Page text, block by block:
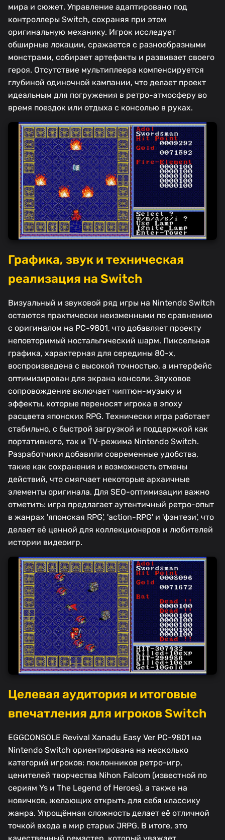
мира и сюжет. Управление адаптировано под
контроллеры Switch, сохраняя при этом
оригинальную механику. Игрок исследует
обширные локации, сражается с разнообразными
монстрами, собирает артефакты и развивает своего
героя. Отсутствие мультиплеера компенсируется
глубиной одиночной кампании, что делает проект
идеальным для погружения в ретро-атмосферу во
время поездок или отдыха с консолью в руках.
Графика, звук и техническая
реализация на Switch
Визуальный и звуковой ряд игры на Nintendo Switch
остаются практически неизменными по сравнению
с оригиналом на PC-9801, что добавляет проекту
неповторимый ностальгический шарм. Пиксельная
графика, характерная для середины 80-х,
воспроизведена с высокой точностью, а интерфейс
оптимизирован для экрана консоли. Звуковое
сопровождение включает чиптюн-музыку и
эффекты, которые переносят игрока в эпоху
расцвета японских RPG. Технически игра работает
стабильно, с быстрой загрузкой и поддержкой как
портативного, так и TV-режима Nintendo Switch.
Разработчики добавили современные удобства,
такие как сохранения и возможность отмены
действий, что смягчает некоторые архаичные
элементы оригинала. Для SEO-оптимизации важно
отметить: игра предлагает аутентичный ретро-опыт
в жанрах 'японская RPG', 'action-RPG' и 'фэнтези', что
делает её ценной для коллекционеров и любителей
истории видеоигр.
Целевая аудитория и итоговые
впечатления для игроков Switch
EGGCONSOLE Revival Xanadu Easy Ver PC-9801 на
Nintendo Switch ориентирована на несколько
категорий игроков: поклонников ретро-игр,
ценителей творчества Nihon Falcom (известной по
сериям Ys и The Legend of Heroes), а также на
новичков, желающих открыть для себя классику
жанра. Упрощённая сложность делает её отличной
точкой входа в мир старых JRPG. В итоге, это